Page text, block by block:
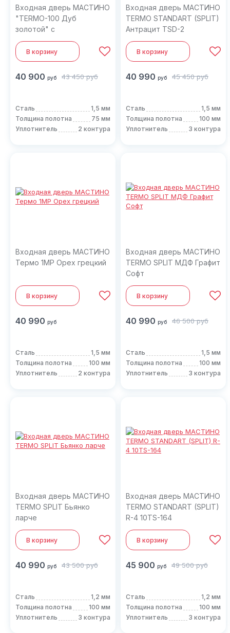
Входная дверь МАСТИНО
"TERMO-100 Дуб
золотой" с
терморазрывом (TD-2)
В корзину
40 900 руб 43 450 руб
Сталь
1,5 мм
Толщина полотна
75 мм
Уплотнитель
2 контура
Входная дверь МАСТИНО
TERMO STANDART (SPLIT)
Антрацит TSD-2
В корзину
40 990 руб 45 450 руб
Сталь
1,5 мм
Толщина полотна
100 мм
Уплотнитель
3 контура
Входная дверь МАСТИНО
Термо 1МР Орех грецкий
В корзину
40 990 руб
Сталь
1,5 мм
Толщина полотна
100 мм
Уплотнитель
2 контура
Входная дверь МАСТИНО
TERMO SPLIT МДФ Графит
Софт
В корзину
40 990 руб 46 500 руб
Сталь
1,5 мм
Толщина полотна
100 мм
Уплотнитель
3 контура
Входная дверь МАСТИНО
TERMO SPLIT Бьянко
ларче
В корзину
40 990 руб 43 500 руб
Сталь
1,2 мм
Толщина полотна
100 мм
Уплотнитель
3 контура
Входная дверь МАСТИНО
TERMO STANDART (SPLIT)
R-4 10TS-164
В корзину
45 900 руб 49 500 руб
Сталь
1,2 мм
Толщина полотна
100 мм
Уплотнитель
3 контура